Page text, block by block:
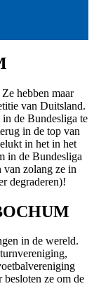
Ze hebben maar
van Duitsland.
de Bundesliga te
in de top van
in het in het
in de Bundesliga
van zolang ze in
degraderen)!
in de wereld.
besloten ze om de